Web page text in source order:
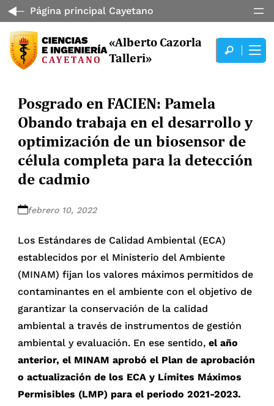
Página principal Cayetano
«Alberto Cazorla
Talleri»
Posgrado en FACIEN: Pamela
Obando trabaja en el desarrollo y
optimización de un biosensor de
célula completa para la detección
de cadmio
febrero 10, 2022
Los Estándares de Calidad Ambiental (ECA)
establecidos por el Ministerio del Ambiente
(MINAM) fijan los valores máximos permitidos de
contaminantes en el ambiente con el objetivo de
garantizar la conservación de la calidad
ambiental a través de instrumentos de gestión
ambiental y evaluación. En ese sentido,el año
anterior, el MINAM aprobó el Plan de aprobación
o actualización de los ECA y Límites Máximos
Permisibles (LMP) para el periodo 2021-2023.